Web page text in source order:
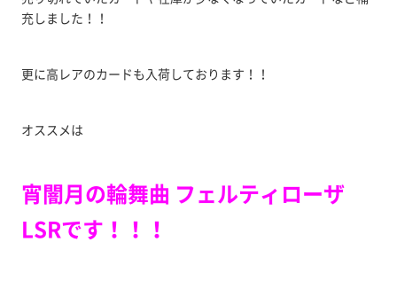
充しました！！
更に高レアのカードも入荷しております！！
オススメは
宵闇月の輪舞曲 フェルティローザ
LSRです！！！